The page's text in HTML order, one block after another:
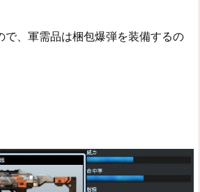
で、軍需品は梱包爆弾を装備するの